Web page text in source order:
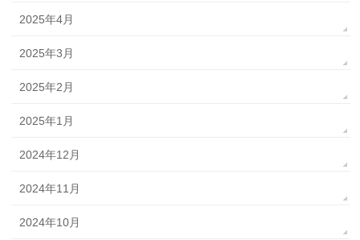
2025年4月
2025年3月
2025年2月
2025年1月
2024年12月
2024年11月
2024年10月